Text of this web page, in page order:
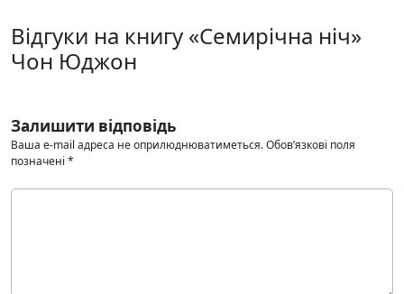
Відгуки на книгу «Семирічна ніч»
Чон Юджон
Залишити відповідь
Ваша e-mail адреса не оприлюднюватиметься.Обов’язкові поля
позначені *